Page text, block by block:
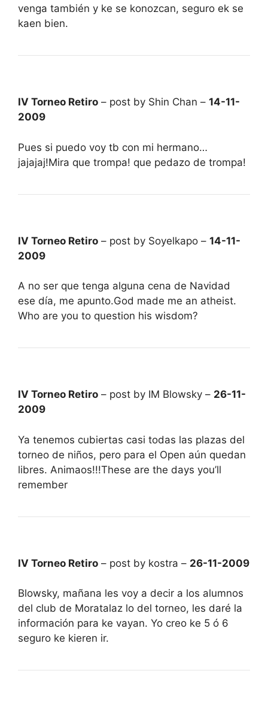
venga también y ke se konozcan, seguro ek se
kaen bien.
IV Torneo Retiro – post by Shin Chan – 14-11-
2009
Pues si puedo voy tb con mi hermano…
jajajaj!Mira que trompa! que pedazo de trompa!
IV Torneo Retiro – post by Soyelkapo – 14-11-
2009
A no ser que tenga alguna cena de Navidad
ese día, me apunto.God made me an atheist.
Who are you to question his wisdom?
IV Torneo Retiro – post by IM Blowsky – 26-11-
2009
Ya tenemos cubiertas casi todas las plazas del
torneo de niños, pero para el Open aún quedan
libres. Animaos!!!These are the days you’ll
remember
IV Torneo Retiro – post by kostra – 26-11-2009
Blowsky, mañana les voy a decir a los alumnos
del club de Moratalaz lo del torneo, les daré la
información para ke vayan. Yo creo ke 5 ó 6
seguro ke kieren ir.